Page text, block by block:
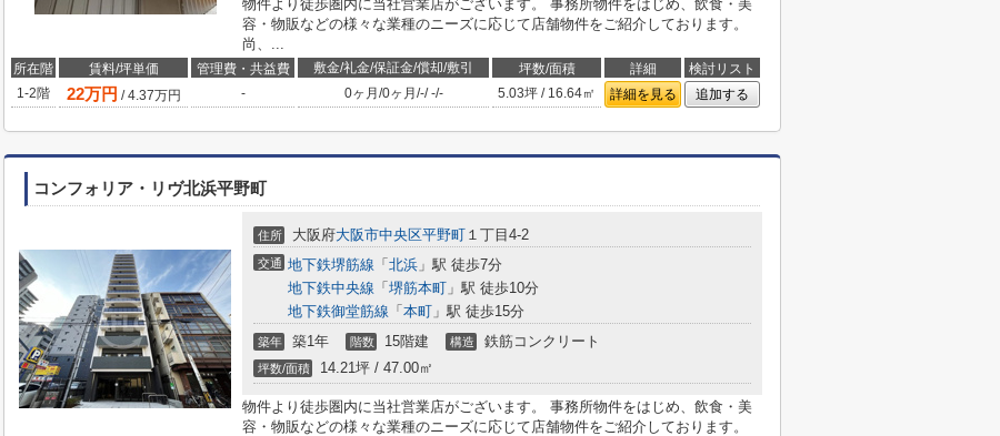
物件より徒歩圏内に当社営業店がございます。 事務所物件をはじめ、飲食・美
容・物販などの様々な業種のニーズに応じて店舗物件をご紹介しております。
尚、...
所在階 賃料/坪単価 管理費・共益費 敷金/礼金/保証金/償却/敷引 坪数/面積 詳細
検討リスト
1-2階
22万円 /4.37万円 - 0ヶ月 /0ヶ月 /-/-/- 5.03坪 / 16.64㎡ 詳細を見る 追加する
コンフォリア・リヴ北浜平野町
住所 大阪府大阪市中央区平野町 １丁目4-2
交通 地下鉄堺筋線 「 北浜 」駅 徒歩7分
地下鉄中央線 「 堺筋本町 」駅 徒歩10分
地下鉄御堂筋線 「 本町 」駅 徒歩15分
築年 築1年 階数 15階建 構造 鉄筋コンクリート
坪数/面積 14.21坪 / 47.00㎡
物件より徒歩圏内に当社営業店がございます。 事務所物件をはじめ、飲食・美
容・物販などの様々な業種のニーズに応じて店舗物件をご紹介しております。